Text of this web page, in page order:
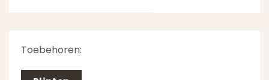
Toebehoren: